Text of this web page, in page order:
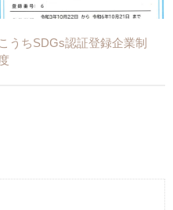
こうちSDGs認証登録企業制
度